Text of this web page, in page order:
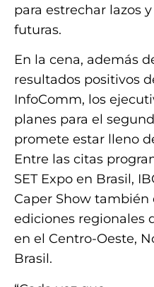
para estrechar lazos
futuras.
En la cena, además
resultados positivos
InfoComm, los
planes para el
promete estar lleno
Entre las citas
SET Expo en Brasil,
Caper Show
ediciones regionales
en el Centro-Oeste,
Brasil.